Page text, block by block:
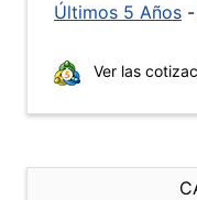
Últimos 5 Años -
Ver las